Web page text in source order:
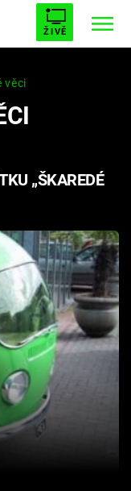
ŽIVĚ
UPÍRŮ
věci
„ŠKAREDÉ